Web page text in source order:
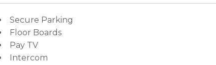
Secure Parking
Floor Boards
Pay TV
Intercom